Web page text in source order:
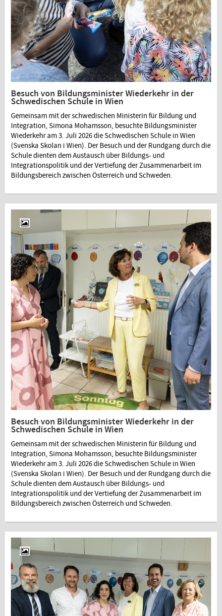
Besuch von Bildungsminister Wiederkehr in der
Schwedischen Schule in Wien
Gemeinsam mit der schwedischen Ministerin für Bildung und
Integration, Simona Mohamsson, besuchte Bildungsminister
Wiederkehr am 3. Juli 2026 die Schwedischen Schule in Wien
(Svenska Skolan i Wien). Der Besuch und der Rundgang durch die
Schule dienten dem Austausch über Bildungs- und
Integrationspolitik und der Vertiefung der Zusammenarbeit im
Bildungsbereich zwischen Österreich und Schweden.
Besuch von Bildungsminister Wiederkehr in der
Schwedischen Schule in Wien
Gemeinsam mit der schwedischen Ministerin für Bildung und
Integration, Simona Mohamsson, besuchte Bildungsminister
Wiederkehr am 3. Juli 2026 die Schwedischen Schule in Wien
(Svenska Skolan i Wien). Der Besuch und der Rundgang durch die
Schule dienten dem Austausch über Bildungs- und
Integrationspolitik und der Vertiefung der Zusammenarbeit im
Bildungsbereich zwischen Österreich und Schweden.